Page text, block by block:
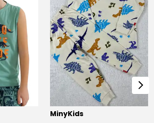
MinyKids
⭐️ Bu ürünü1 kişifavoriledi!
1 kişi